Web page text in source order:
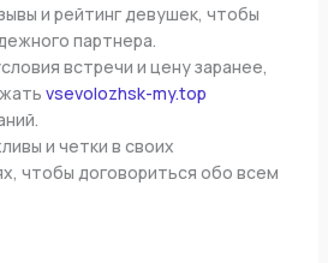
и рейтинг девушек, чтобы
партнера.
встречи и цену заранее,
vsevolozhsk-my.top
и четки в своих
чтобы договориться обо всем